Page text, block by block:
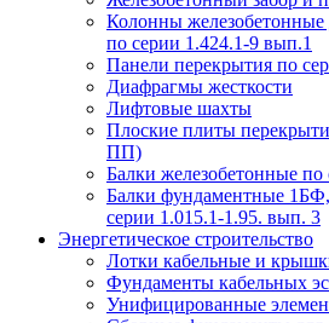
Колонны железобетонные
по серии 1.424.1-9 вып.1
Панели перекрытия по
Диафрагмы жесткости
Лифтовые шахты
Плоские плиты
ПП)
Балки железобетонные
Балки фундаментные
серии 1.015.1-1.95. вып. 3
Энергетическое строительство
Лотки кабельные и
Фундаменты кабельных
Унифицированные